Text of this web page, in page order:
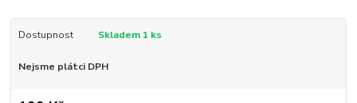
Dostupnost Skladem 1 ks
Nejsme plátci DPH